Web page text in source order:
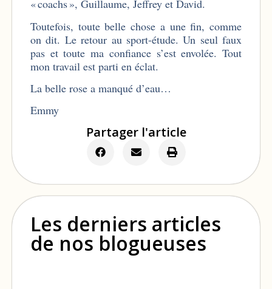
« coachs », Guillaume, Jeffrey et David.
Toutefois, toute belle chose a une fin, comme
on dit. Le retour au sport-étude. Un seul faux
pas et toute ma confiance s’est envolée. Tout
mon travail est parti en éclat.
La belle rose a manqué d’eau…
Emmy
Partager l'article
Les derniers articles
de nos blogueuses